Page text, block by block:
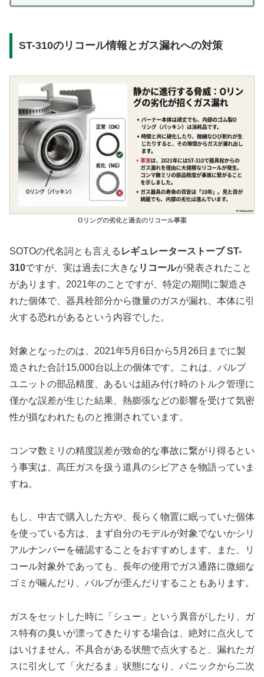
ST-310のリコール情報とガス漏れへの対策
Oリングの劣化と過去のリコール事案
SOTOの代名詞とも言える レギュレーターストーブ ST-
310ですが、実は過去に大きな リコールが発表されたこと
があります。2021年のことですが、特定の期間に製造さ
れた個体で、器具栓部分から微量のガスが漏れ、本体に引
火する恐れがあるという内容でした。
対象となったのは、2021年5月6日から5月26日までに製
造された合計15,000台以上の個体です。これは、バルブ
ユニットの部品精度、あるいは組み付け時のトルク管理に
僅かな誤差が生じた結果、熱膨張などの影響を受けて気密
性が損なわれたものと推測されています。
コンマ数ミリの精度誤差が致命的な事故に繋がり得るとい
う事実は、高圧ガスを扱う道具のシビアさを物語っていま
すね。
もし、中古で購入した方や、長らく物置に眠っていた個体
を使っている方は、まず自分のモデルが対象でないかシリ
アルナンバーを確認することをおすすめします。また、リ
コール対象外であっても、長年の使用でガス通路に微細な
ゴミが噛んだり、バルブが歪んだりすることもあります。
ガスをセットした時に
「シュー」という異音がしたり、ガ
ス特有の臭いが漂ってきたりする場合は、絶対に点火して
はいけません。不具合がある状態で点火すると、漏れたガ
スに引火して「火だるま」状態になり、パニックから二次